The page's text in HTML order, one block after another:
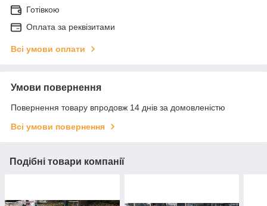
Готівкою
Оплата за реквізитами
Всі умови оплати
Умови повернення
Повернення товару впродовж 14 днів за домовленістю
Всі умови повернення
Подібні товари компанії